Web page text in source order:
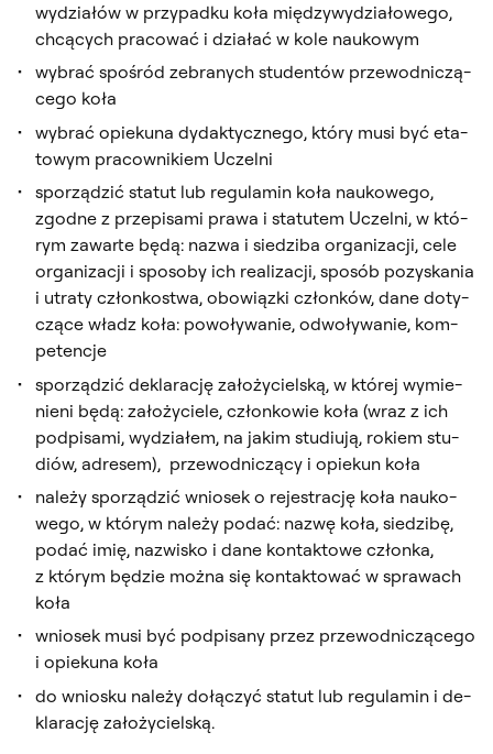
wy­dzia­łów w przy­pad­ku ko­ła mię­dzy­wy­dzia­ło­we­go,
chcą­cych pra­co­wać i dzia­łać w ko­le na­uko­wym
wy­brać spo­śród ze­bra­nych stu­den­tów prze­wod­ni­czą­
ce­go ko­ła
wy­brać opie­ku­na dy­dak­tycz­ne­go, któ­ry mu­si być eta­
to­wym pra­cow­ni­kiem Uczel­ni
spo­rzą­dzić sta­tut lub re­gu­la­min ko­ła na­uko­we­go,
zgod­ne z prze­pi­sa­mi pra­wa i sta­tutem Uczel­ni, w któ­
rym za­war­te bę­dą: na­zwa i sie­dzi­ba or­ga­ni­za­cji, ce­le
or­ga­ni­za­cji i spo­so­by ich re­ali­za­cji, spo­sób po­zy­ska­nia
i utra­ty człon­ko­stwa, obo­wiąz­ki człon­ków, da­ne do­ty­
czą­ce władz ko­ła: po­wo­ły­wa­nie, od­wo­ły­wa­nie, kom­
pe­ten­cje
spo­rzą­dzić de­kla­ra­cję za­ło­ży­ciel­ską, w któ­rej wy­mie­
nie­ni bę­dą: za­ło­ży­cie­le, człon­ko­wie ko­ła (wraz z ich
pod­pi­sa­mi, wy­dzia­łem, na ja­kim stu­diu­ją, ro­kiem stu­
diów, ad­re­sem), prze­wod­ni­czą­cy i opie­kun ko­ła
na­le­ży spo­rzą­dzić wnio­sek o re­je­stra­cję ko­ła na­uko­
we­go, w któ­rym na­le­ży po­dać: na­zwę ko­ła, sie­dzi­bę,
po­dać imię, na­zwi­sko i da­ne kon­tak­to­we człon­ka,
z któ­rym bę­dzie moż­na się kon­tak­to­wać w spra­wach
ko­ła
wnio­sek mu­si być pod­pi­sa­ny przez prze­wod­ni­czą­ce­go
i opie­ku­na ko­ła
do wnio­sku na­le­ży do­łą­czyć sta­tut lub re­gu­la­min i de­
kla­ra­cję za­ło­ży­ciel­ską.